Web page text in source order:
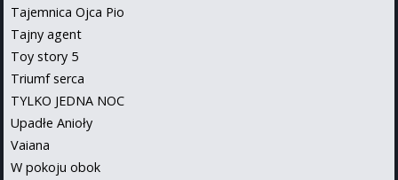
Tajemnica Ojca Pio
Tajny agent
Toy story 5
Triumf serca
TYLKO JEDNA NOC
Upadłe Anioły
Vaiana
W pokoju obok